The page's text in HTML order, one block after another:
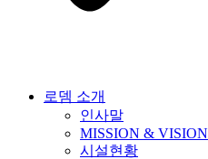
로뎀 소개
인사말
MISSION & VISION
시설현황